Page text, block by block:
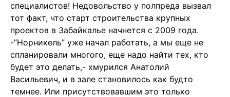
специалистов! Недовольство у полпреда вызвал
тот факт, что старт строительства крупных
проектов в Забайкалье начнется с 2009 года.
-”Норникель” уже начал работать, а мы еще не
спланировали многого, еще надо найти тех, кто
будет это делать,- хмурился Анатолий
Васильевич, и в зале становилось как будто
темнее. Или присутствовавшим это только